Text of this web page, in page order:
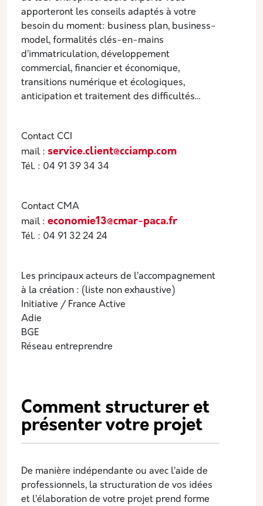
apporteront les conseils adaptés à votre
besoin du moment: business plan, business-
model, formalités clés-en-mains
d’immatriculation, développement
commercial, financier et économique,
transitions numérique et écologiques,
anticipation et traitement des difficultés…
Contact CCI
mail : service.client@cciamp.com
Tél. : 04 91 39 34 34
Contact CMA
mail : economie13@cmar-paca.fr
Tél. : 04 91 32 24 24
Les principaux acteurs de l’accompagnement
à la création : (liste non exhaustive)
Initiative / France Active
Adie
BGE
Réseau entreprendre
Comment structurer et
présenter votre projet
De manière indépendante ou avec l’aide de
professionnels, la structuration de vos idées
et l’élaboration de votre projet prend forme